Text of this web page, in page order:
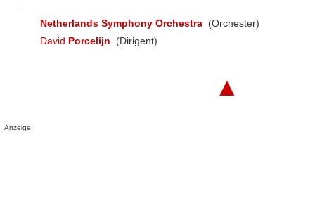
Netherlands Symphony Orchestra (Orchester)
David Porcelijn (Dirigent)
▲
Anzeige